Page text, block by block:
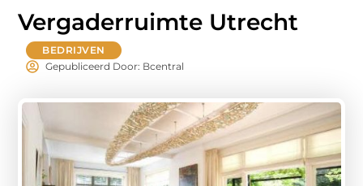
Vergaderruimte Utrecht
BEDRIJVEN
Gepubliceerd Door: Bcentral